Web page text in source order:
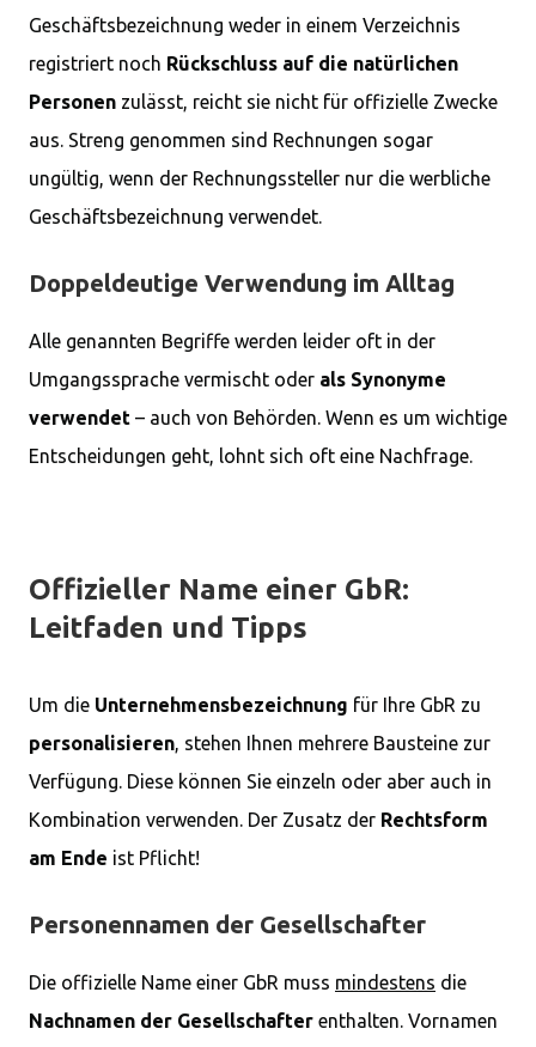
Geschäftsbezeichnung weder in einem Verzeichnis
registriert noch Rückschluss auf die natürlichen
Personen zulässt, reicht sie nicht für offizielle Zwecke
aus. Streng genommen sind Rechnungen sogar
ungültig, wenn der Rechnungssteller nur die werbliche
Geschäftsbezeichnung verwendet.
Doppeldeutige Verwendung im Alltag
Alle genannten Begriffe werden leider oft in der
Umgangssprache vermischt oder als Synonyme
verwendet – auch von Behörden. Wenn es um wichtige
Entscheidungen geht, lohnt sich oft eine Nachfrage.
Offizieller Name einer GbR:
Leitfaden und Tipps
Um die Unternehmensbezeichnung für Ihre GbR zu
personalisieren, stehen Ihnen mehrere Bausteine zur
Verfügung. Diese können Sie einzeln oder aber auch in
Kombination verwenden. Der Zusatz der Rechtsform
am Ende ist Pflicht!
Personennamen der Gesellschafter
Die offizielle Name einer GbR muss mindestens die
Nachnamen der Gesellschafter enthalten. Vornamen